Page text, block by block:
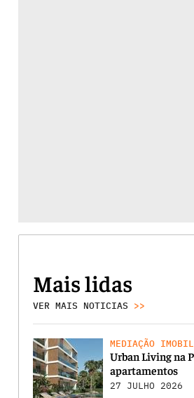
Mais lidas
VER MAIS NOTICIAS >>
MEDIAÇÃO
Urban Living na
apartamentos
27 JULHO 2026